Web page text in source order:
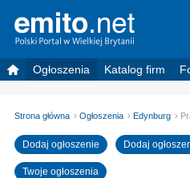
Ogłoszenia Katalog firm
Strona główna Ogłoszenia Edynburg
Dodaj ogłoszenie Dodaj
Twoje ogłoszenia